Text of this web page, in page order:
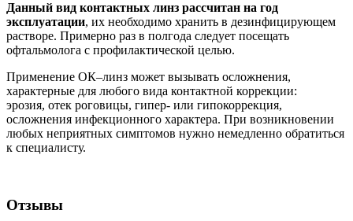
Данный вид контактных линз рассчитан на год
эксплуатации, их необходимо хранить в дезинфицирующем
растворе. Примерно раз в полгода следует посещать
офтальмолога с профилактической целью.
Применение ОК–линз может вызывать осложнения,
характерные для любого вида контактной коррекции:
эрозия, отек роговицы, гипер- или гипокоррекция,
осложнения инфекционного характера. При возникновении
любых неприятных симптомов нужно немедленно обратиться
к специалисту.
Отзывы